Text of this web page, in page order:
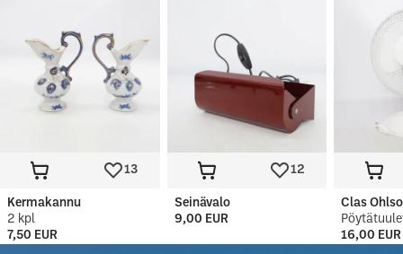
13
Kermakannu
2 kpl
7,50 EUR
12
Seinävalo
9,00 EUR
Clas
16,00 EUR